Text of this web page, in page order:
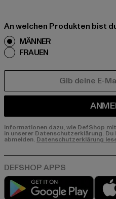
An welchen Produkten bist
MÄNNER
FRAUEN
Informationen dazu, wie DefShop
in unserer Datenschutzerklärung.
abmelden. Datenschutzerklärung
Play